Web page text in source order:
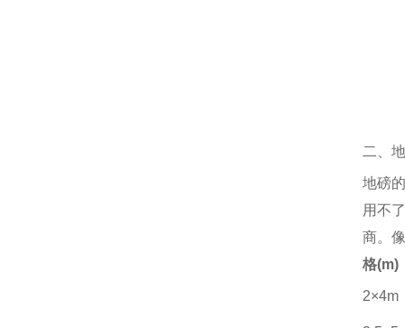
二、
地磅
用不
商。
格(m)